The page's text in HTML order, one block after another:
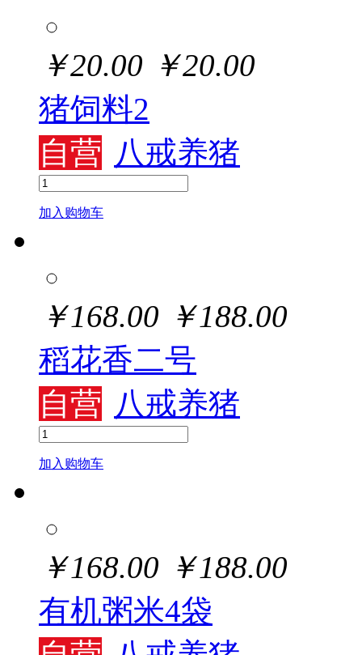
￥20.00 ￥20.00
猪饲料2
自营 八戒养猪
加入购物车
￥168.00 ￥188.00
稻花香二号
自营 八戒养猪
加入购物车
￥168.00 ￥188.00
有机粥米4袋